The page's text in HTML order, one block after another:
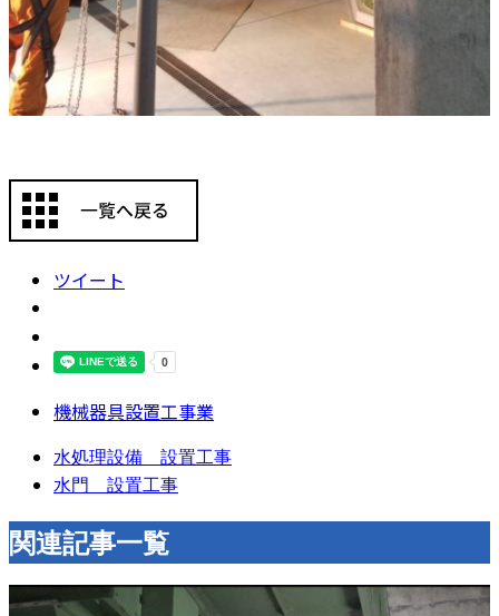
ツイート
機械器具設置工事業
水処理設備 設置工事
水門 設置工事
関連記事一覧